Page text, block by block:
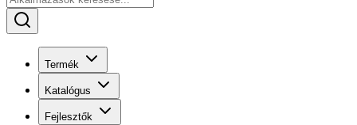
Termék
Katalógus
Fejlesztők